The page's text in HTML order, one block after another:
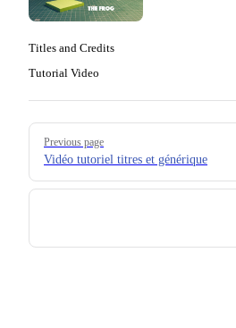
Titles and Credits
Tutorial Video
Pager
Previous page
Vidéo tutoriel titres et générique